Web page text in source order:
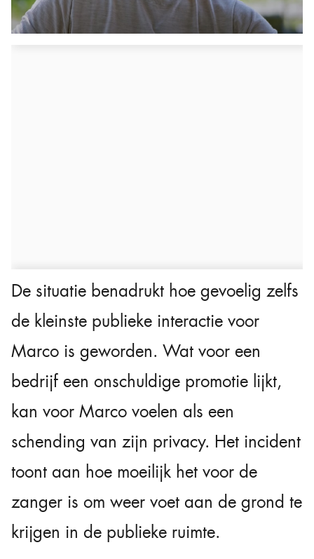
De situatie benadrukt hoe gevoelig zelfs
de kleinste publieke interactie voor
Marco is geworden. Wat voor een
bedrijf een onschuldige promotie lijkt,
kan voor Marco voelen als een
schending van zijn privacy. Het incident
toont aan hoe moeilijk het voor de
zanger is om weer voet aan de grond te
krijgen in de publieke ruimte.